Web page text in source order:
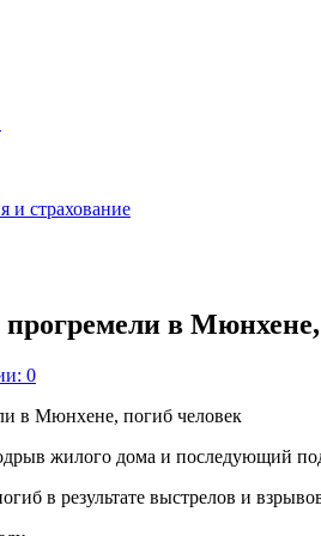
и страхование
в Мюнхене,
0
жилого дома и последующий
в результате выстрелов и